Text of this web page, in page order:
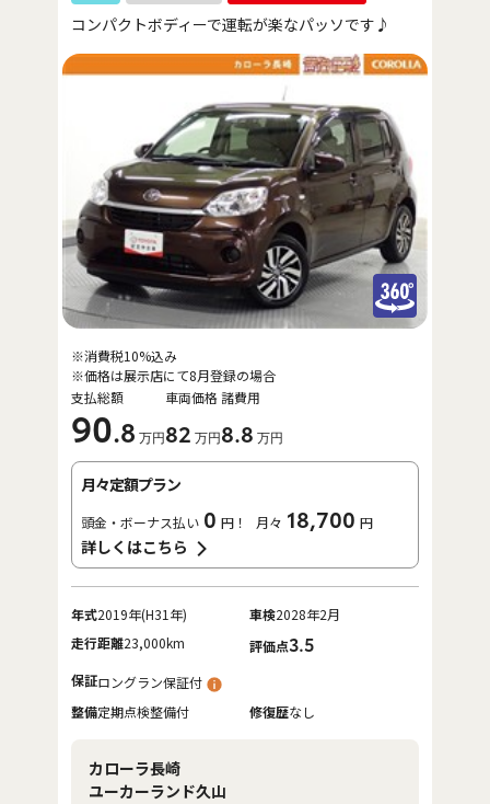
コンパクトボディーで運転が楽なパッソです♪
支払総額
90.8 万円
車両価格
82 万円
諸費用
8.8 万円
※消費税10%込み
※価格は展示店にて8月登録の場合
月々定額プラン
頭金・ボーナス払い 0 円！ 月々 18,700 円
詳しくはこちら
年式2019年(H31年) 車検2028年2月
走行距離23,000km 評価点3.5
保証ロングラン保証付
整備定期点検整備付 修復歴なし
カローラ長崎
ユーカーランド久山